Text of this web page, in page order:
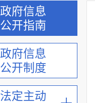
政府信息
公开指南
政府信息
公开制度
法定主动